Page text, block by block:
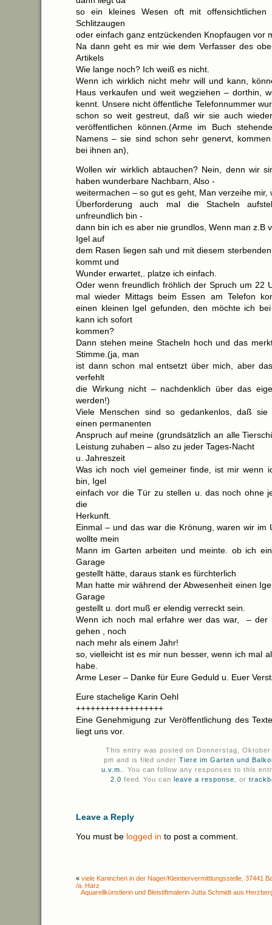
so ein kleines Wesen oft mit offensichtlichen
Schlitzaugen
oder einfach ganz entzückenden Knopfaugen vor
Na dann geht es mir wie dem Verfasser des
Artikels
Wie lange noch? Ich weiß es nicht.
Wenn ich wirklich nicht mehr will und kann,
Haus verkaufen und weit wegziehen – dorthin,
kennt. Unsere nicht öffentliche Telefonnummer
schon so weit gestreut, daß wir sie auch
veröffentlichen können.(Arme im Buch
Namens – sie sind schon sehr genervt,
bei ihnen an),
Wollen wir wirklich abtauchen? Nein, denn wir
haben wunderbare Nachbarn, Also -
weitermachen – so gut es geht, Man verzeihe mir,
Überforderung auch mal die Stacheln
unfreundlich bin -
dann bin ich es aber nie grundlos, Wenn man z.B
Igel auf
dem Rasen liegen sah und mit diesem
kommt und
Wunder erwartet,. platze ich einfach.
Oder wenn freundlich fröhlich der Spruch um 22
mal wieder Mittags beim Essen am Telefon
einen kleinen Igel gefunden, den möchte ich
kann ich sofort
kommen?
Dann stehen meine Stacheln hoch und das
Stimme.(ja, man
ist dann schon mal entsetzt über mich, aber
verfehlt
die Wirkung nicht – nachdenklich über das
werden!)
Viele Menschen sind so gedankenlos, daß sie
einen permanenten
Anspruch auf meine (grundsätzlich an alle
Leistung zuhaben – also zu jeder Tages-Nacht
u. Jahreszeit
Was ich noch viel gemeiner finde, ist mir wenn
bin, Igel
einfach vor die Tür zu stellen u. das noch ohne
die
Herkunft.
Einmal – und das war die Krönung, waren wir im
wollte mein
Mann im Garten arbeiten und meinte. ob ich
Garage
gestellt hätte, daraus stank es fürchterlich
Man hatte mir während der Abwesenheit einen
Garage
gestellt u. dort muß er elendig verreckt sein.
Wenn ich noch mal erfahre wer das war, – der
gehen , noch
nach mehr als einem Jahr!
so, vielleicht ist es mir nun besser, wenn ich mal
habe.
Arme Leser – Danke für Eure Geduld u. Euer
Eure stachelige Karin Oehl
++++++++++++++++++
Eine Genehmigung zur Veröffentlichung des
liegt uns vor.
This entry was posted on Donnerstag,
pm and is filed underTiere im Garten und
u.v.m.
. You can follow any responses to this
2.0 feed. You canleave a response , or
Leave a Reply
You must be logged in to post a comment.
« viele Kaninchen in der Nager/Kleintiervermittlungsstelle, 37441
/a. Harz
Aquarellkünstlerin und Bleistiftmalerin Jutta Schmidt aus